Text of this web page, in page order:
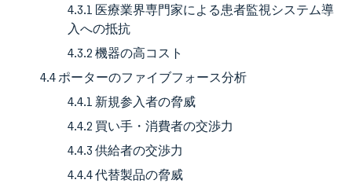
4.3.1 医療業界専門家による患者監視システム導
入への抵抗
4.3.2 機器の高コスト
4.4 ポーターのファイブフォース分析
4.4.1 新規参入者の脅威
4.4.2 買い手・消費者の交渉力
4.4.3 供給者の交渉力
4.4.4 代替製品の脅威